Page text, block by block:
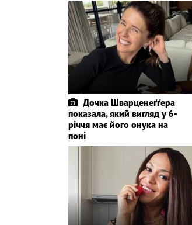
Дочка Шварценеґґера
показала, який вигляд у 6-
річчя має його онука на
поні